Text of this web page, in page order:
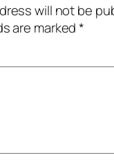
will not be
are marked*